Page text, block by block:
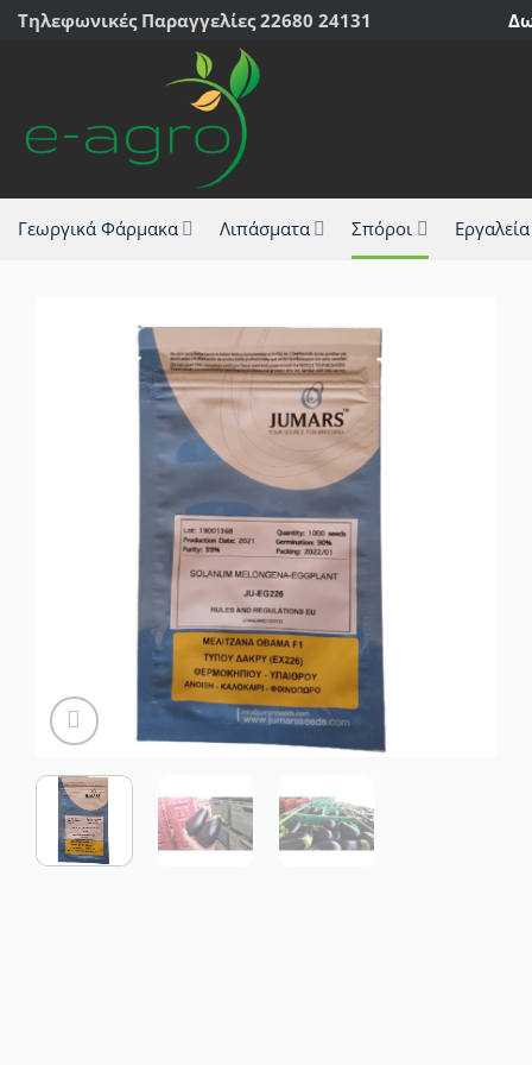
Μετάβαση
Τηλεφωνικές Παραγγελίες 22680 24131
Γεωργικά Φάρμακα Λιπάσματα Σπόροι Εργαλεία